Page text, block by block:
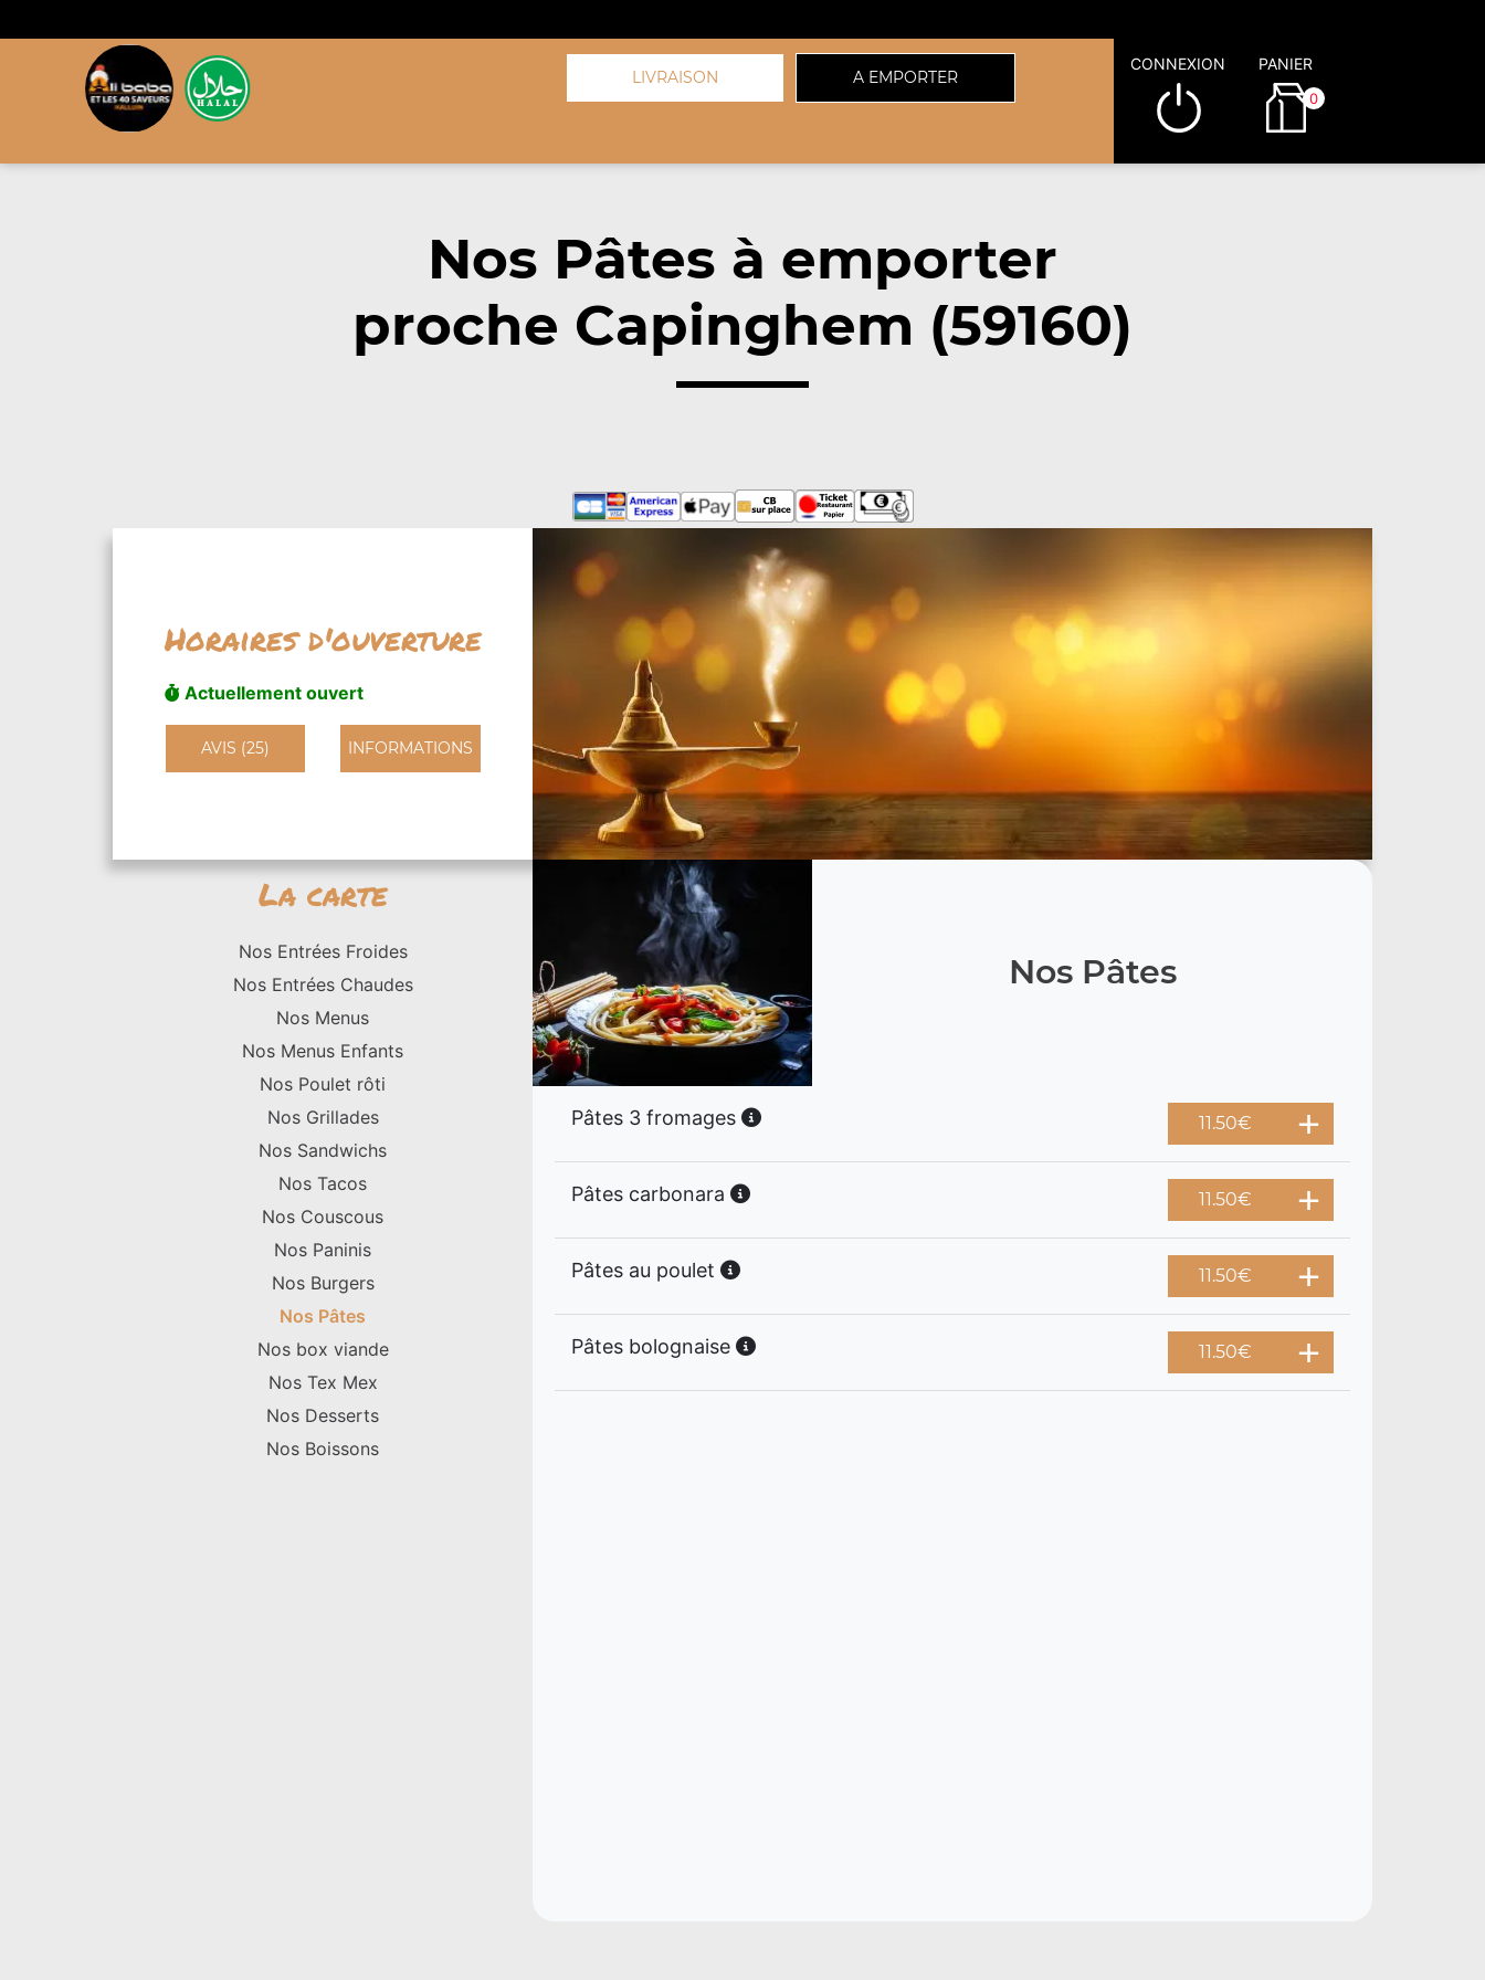
LIVRAISON A EMPORTER
CONNEXION PANIER
0
Nos Pâtes à emporter
proche Capinghem (59160)
Horaires d'ouverture
Actuellement ouvert
AVIS (25) INFORMATIONS
La carte
Nos Entrées Froides
Nos Entrées Chaudes
Nos Menus
Nos Menus Enfants
Nos Poulet rôti
Nos Grillades
Nos Sandwichs
Nos Tacos
Nos Couscous
Nos Paninis
Nos Burgers
Nos Pâtes
Nos box viande
Nos Tex Mex
Nos Desserts
Nos Boissons
Nos Pâtes
Pâtes 3 fromages 11.50€
Pâtes carbonara 11.50€
Pâtes au poulet 11.50€
Pâtes bolognaise 11.50€